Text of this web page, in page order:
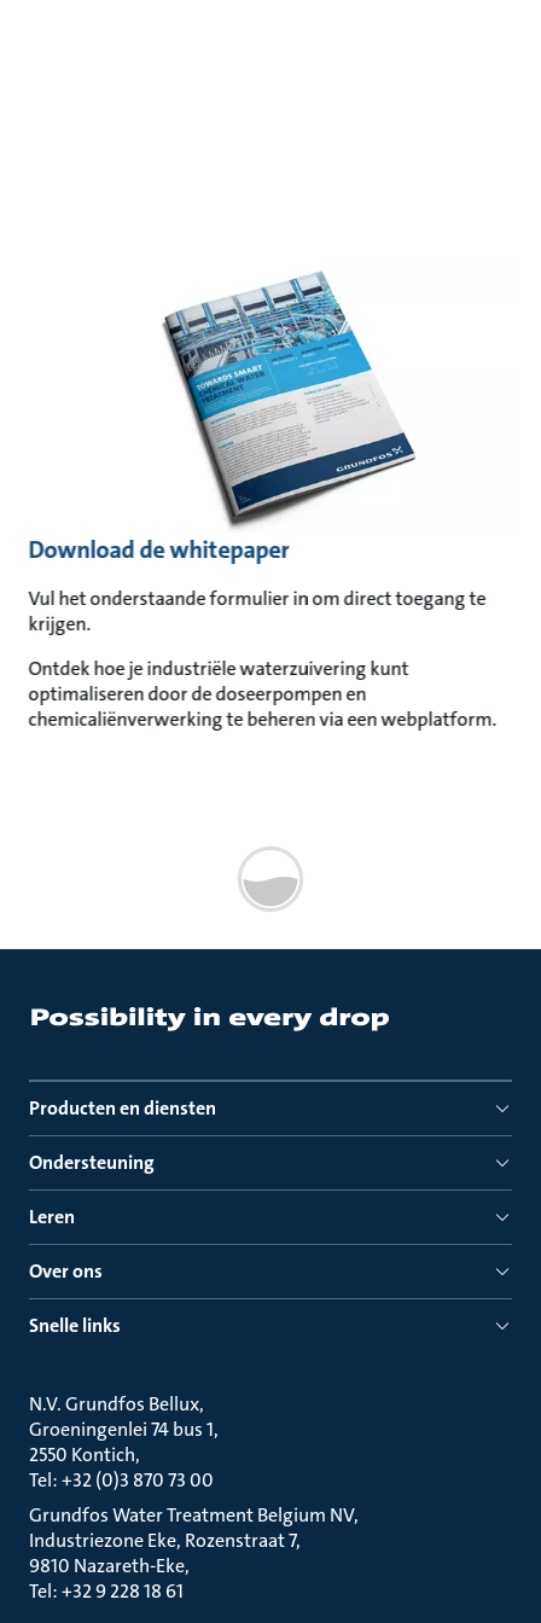
Download de whitepaper
Vul het onderstaande formulier in om direct toegang te
krijgen.
Ontdek hoe je industriële waterzuivering kunt
optimaliseren door de doseerpompen en
chemicaliënverwerking te beheren via een webplatform.
Producten en diensten
Ondersteuning
Leren
Over ons
Snelle links
N.V. Grundfos Bellux
Groeningenlei 74 bus 1
2550 Kontich
Tel: +32 (0)3 870 73 00
Grundfos Water Treatment Belgium NV
Industriezone Eke, Rozenstraat 7
9810 Nazareth-Eke
Tel: +32 9 228 18 61